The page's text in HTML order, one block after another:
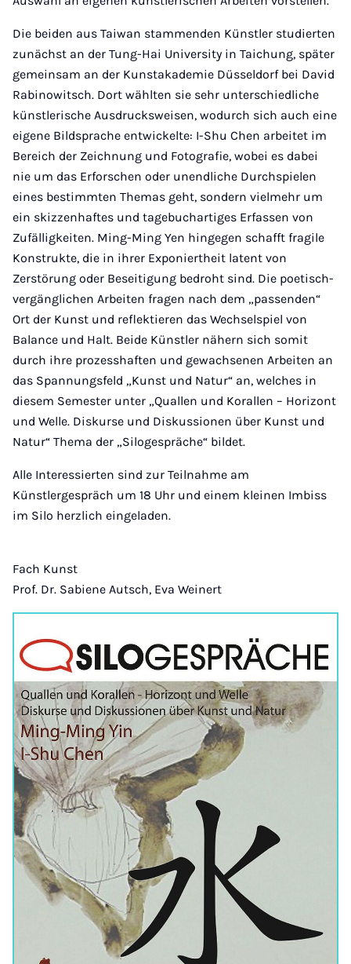
Die beiden aus Taiwan stammenden Künstler studierten
zunächst an der Tung-Hai University in Taichung, später
gemeinsam an der Kunstakademie Düsseldorf bei David
Rabinowitsch. Dort wählten sie sehr unterschiedliche
künstlerische Ausdrucksweisen, wodurch sich auch eine
eigene Bildsprache entwickelte: I-Shu Chen arbeitet im
Bereich der Zeichnung und Fotografie, wobei es dabei
nie um das Erforschen oder unendliche Durchspielen
eines bestimmten Themas geht, sondern vielmehr um
ein skizzenhaftes und tagebuchartiges Erfassen von
Zufälligkeiten. Ming-Ming Yen hingegen schafft fragile
Konstrukte, die in ihrer Exponiertheit latent von
Zerstörung oder Beseitigung bedroht sind. Die poetisch-
vergänglichen Arbeiten fragen nach dem „passenden“
Ort der Kunst und reflektieren das Wechselspiel von
Balance und Halt. Beide Künstler nähern sich somit
durch ihre prozesshaften und gewachsenen Arbeiten an
das Spannungsfeld „Kunst und Natur“ an, welches in
diesem Semester unter „Quallen und Korallen – Horizont
und Welle. Diskurse und Diskussionen über Kunst und
Natur“ Thema der „Silogespräche“ bildet.
Alle Interessierten sind zur Teilnahme am
Künstlergespräch um 18 Uhr und einem kleinen Imbiss
im Silo herzlich eingeladen.
Fach Kunst
Prof. Dr. Sabiene Autsch, Eva Weinert